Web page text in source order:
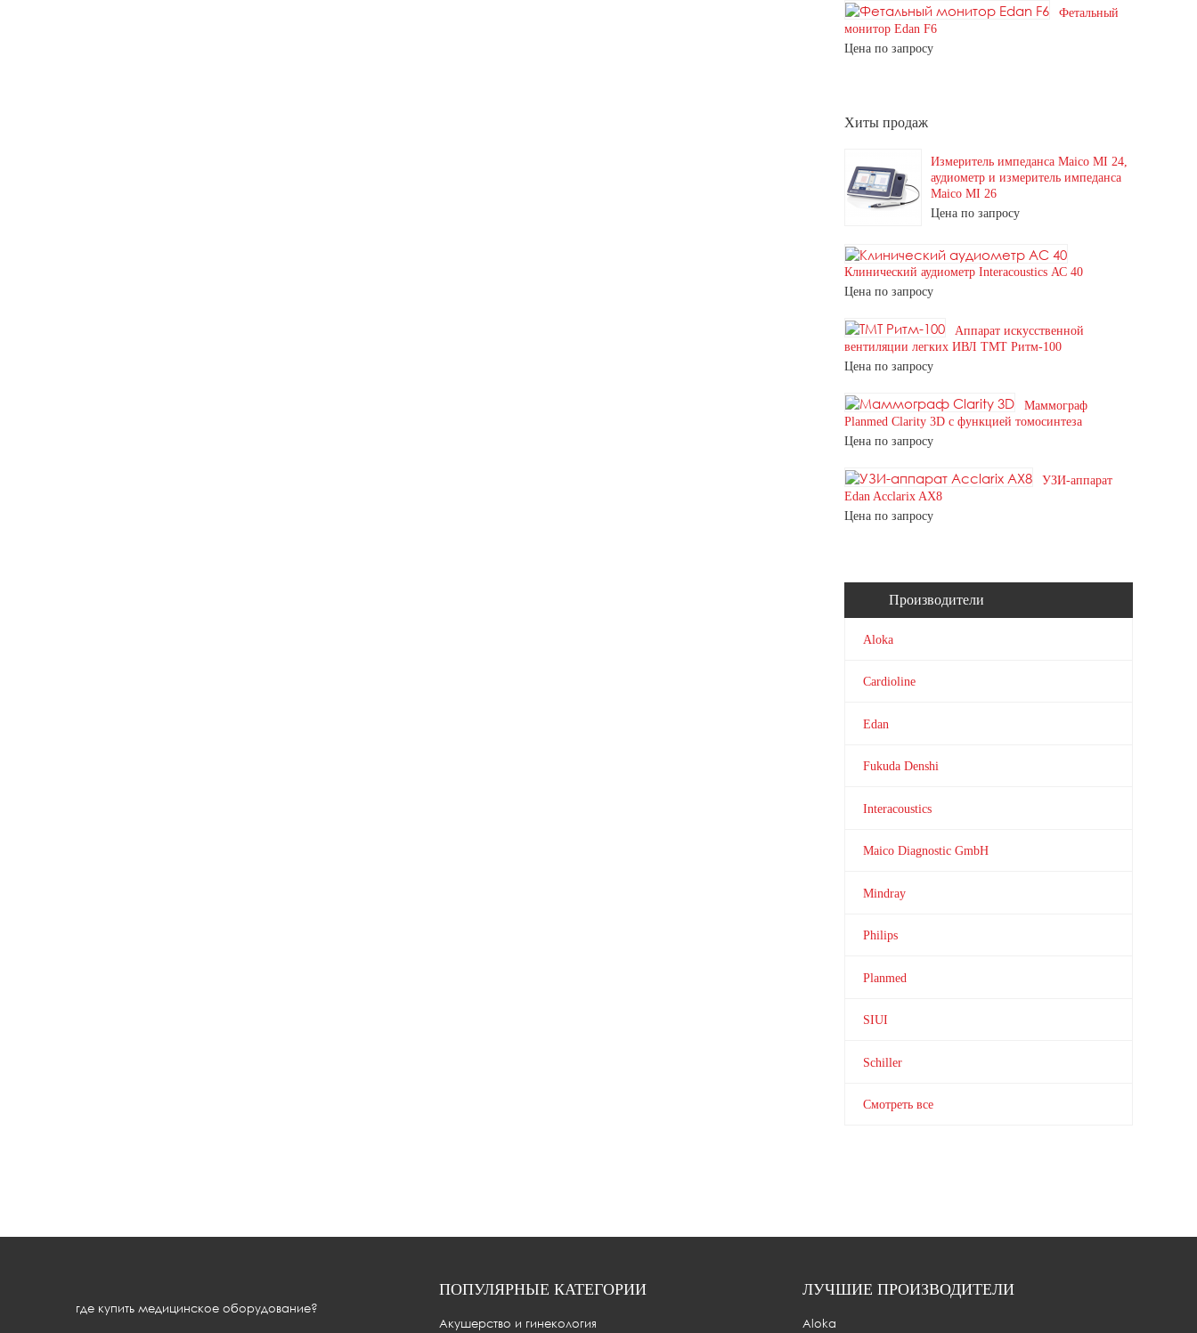
Фетальный
монитор Edan F6
Цена по запросу
Хиты продаж
Измеритель импеданса Maico MI 24,
аудиометр и измеритель импеданса
Maico MI 26
Цена по запросу
Клинический аудиометр Interacoustics АС 40
Цена по запросу
Аппарат искусственной
вентиляции легких ИВЛ ТМТ Ритм-100
Цена по запросу
Маммограф
Planmed Clarity 3D с функцией томосинтеза
Цена по запросу
УЗИ-аппарат
Edan Acclarix AX8
Цена по запросу
Производители
Aloka
Cardioline
Edan
Fukuda Denshi
Interacoustics
Maico Diagnostic GmbH
Mindray
Philips
Planmed
SIUI
Schiller
Смотреть все
где купить медицинское оборудование?
ПОПУЛЯРНЫЕ КАТЕГОРИИ
Акушерство и гинекология
ЛУЧШИЕ ПРОИЗВОДИТЕЛИ
Aloka